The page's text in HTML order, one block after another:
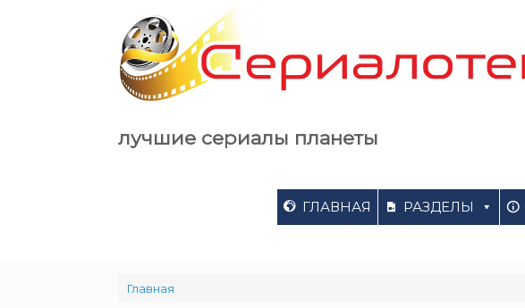
лучшие сериалы планеты
ГЛАВНАЯ РАЗДЕЛЫ
Главная